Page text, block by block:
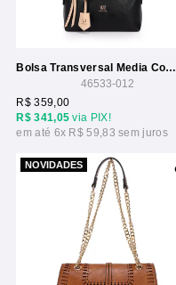
Bolsa Transversal Media Com Detalhe Pesponto
46533-012
R$ 341,05 via PIX!
R$ 359,00
6x R$ 59,83
NOVIDADES